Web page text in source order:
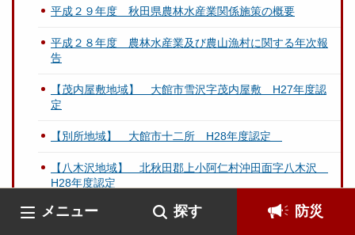
メニュー 探す 防災
平成２９年度 秋田県農林水産業関係施策の概要
平成２８年度 農林水産業及び農山漁村に関する年次報
告
【茂内屋敷地域】 大館市雪沢字茂内屋敷 H27年度認
定
【別所地域】 大館市十二所 H28年度認定
【八木沢地域】 北秋田郡上小阿仁村沖田面字八木沢
H28年度認定
【阿仁小様地域】 北秋田市阿仁小様 H27年度認定